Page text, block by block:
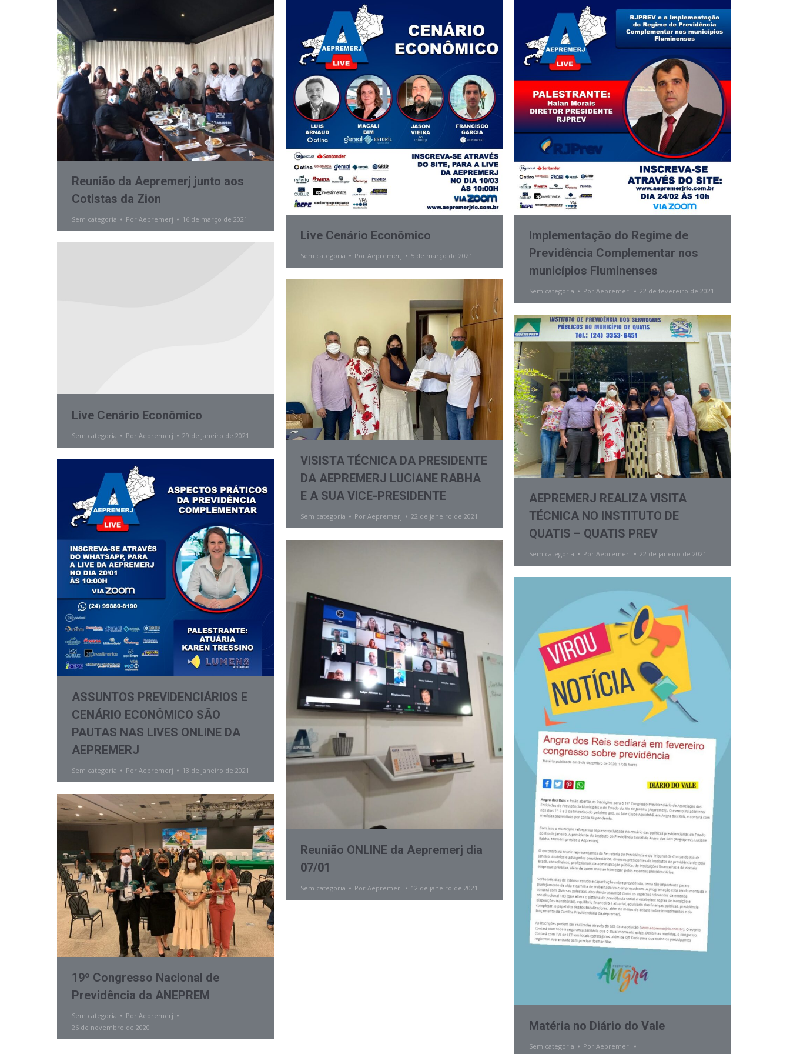
Reunião da Aepremerj junto aos
Cotistas da Zion
Sem categoria Por Aepremerj 16 de março de 2021
Live Cenário Econômico
Sem categoria Por Aepremerj 5 de março de 2021
Implementação do Regime de
Previdência Complementar nos
municípios Fluminenses
Sem categoria Por Aepremerj 22 de fevereiro de 2021
Live Cenário Econômico
Sem categoria Por Aepremerj 29 de janeiro de 2021
VISISTA TÉCNICA DA PRESIDENTE
DA AEPREMERJ LUCIANE RABHA
E A SUA VICE-PRESIDENTE
Sem categoria Por Aepremerj 22 de janeiro de 2021
AEPREMERJ REALIZA VISITA
TÉCNICA NO INSTITUTO DE
QUATIS – QUATIS PREV
Sem categoria Por Aepremerj 22 de janeiro de 2021
ASSUNTOS PREVIDENCIÁRIOS E
CENÁRIO ECONÔMICO SÃO
PAUTAS NAS LIVES ONLINE DA
AEPREMERJ
Sem categoria Por Aepremerj 13 de janeiro de 2021
Reunião ONLINE da Aepremerj dia
07/01
Sem categoria Por Aepremerj 12 de janeiro de 2021
Matéria no Diário do Vale
Sem categoria Por Aepremerj
19º Congresso Nacional de
Previdência da ANEPREM
Sem categoria Por Aepremerj
26 de novembro de 2020